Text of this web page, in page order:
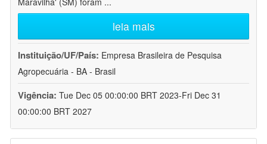
leia mais
Instituição/UF/País: Empresa Brasileira de Pesquisa
Agropecuária - BA - Brasil
Vigência: Tue Dec 05 00:00:00 BRT 2023-Fri Dec 31
00:00:00 BRT 2027